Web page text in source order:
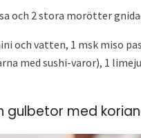
och 2 stora morötter
och vatten, 1 msk miso
med sushi-varor), 1
gulbetor med